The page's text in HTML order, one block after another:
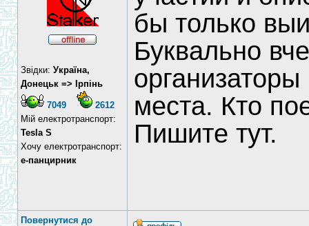
Звідки: Україна,
Донецьк => Ірпінь
7049
2612
Мій електротранспорт:
Tesla S
Хочу електротранспорт:
е-панцирник
бы только
Буквально
места. Кто
Пишите тут.
Повернутися до